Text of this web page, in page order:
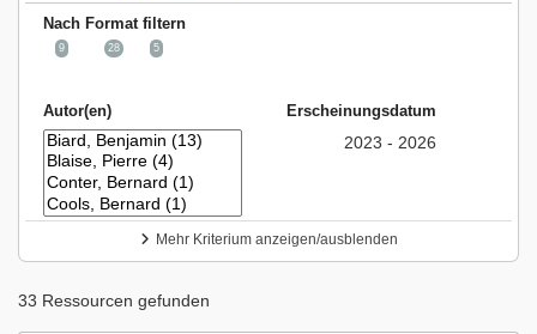
Nach Format filtern
9 28 5
Autor(en) Erscheinungsdatum
2023 - 2026
Mehr Kriterium anzeigen/ausblenden
33 Ressourcen gefunden